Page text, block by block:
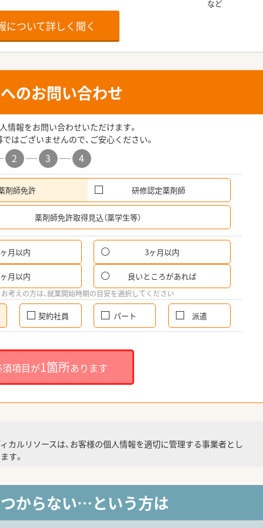
について詳しく聞く
のお問い合わせ
情報をお問い合わせいただけます。
はございませんので、ご安心ください。
2 3 4
剤師免許 研修認定薬剤師
薬剤師免許取得見込（薬学生等）
月以内 3ヶ月以内
月以内 良いところがあれば
考えの方は、就業開始時期の目安を選択してください
契約社員 パート 派遣
項目が1箇所あります
カルリソースは、お客様の個人情報を適切に管理する事業者とし
す。
からない…という方は